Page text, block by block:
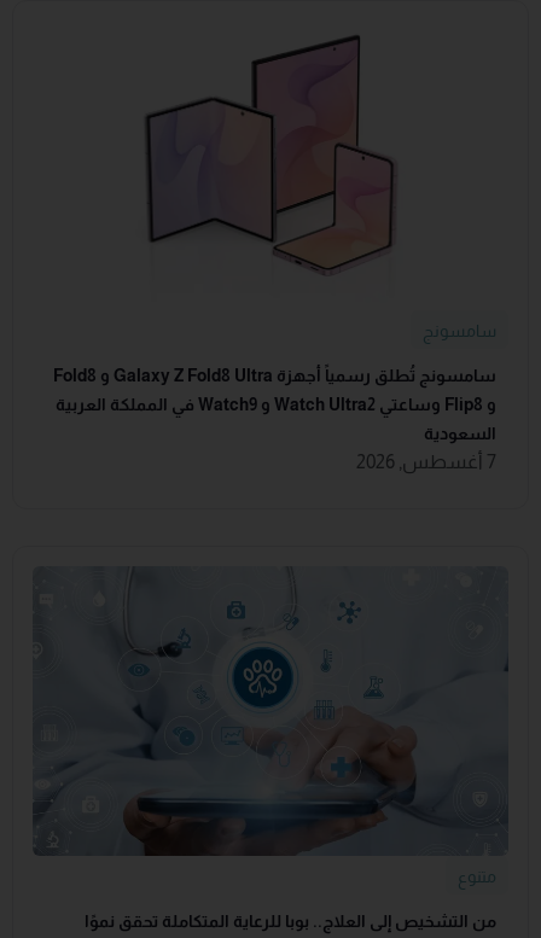
سامسونج
سامسونج تُطلق رسمياً أجهزة Galaxy Z Fold8 Ultra و Fold8
و Flip8 وساعتي Watch Ultra2 و Watch9 في المملكة العربية
السعودية
7 أغسطس, 2026
متنوع
من التشخيص إلى العلاج.. بوبا للرعاية المتكاملة تحقق نموًا